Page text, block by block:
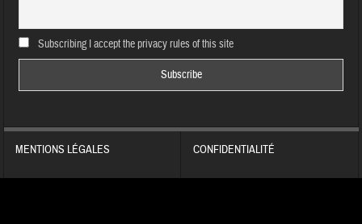
Subscribing I accept the privacy rules of this site
MENTIONS LÉGALES CONFIDENTIALITÉ